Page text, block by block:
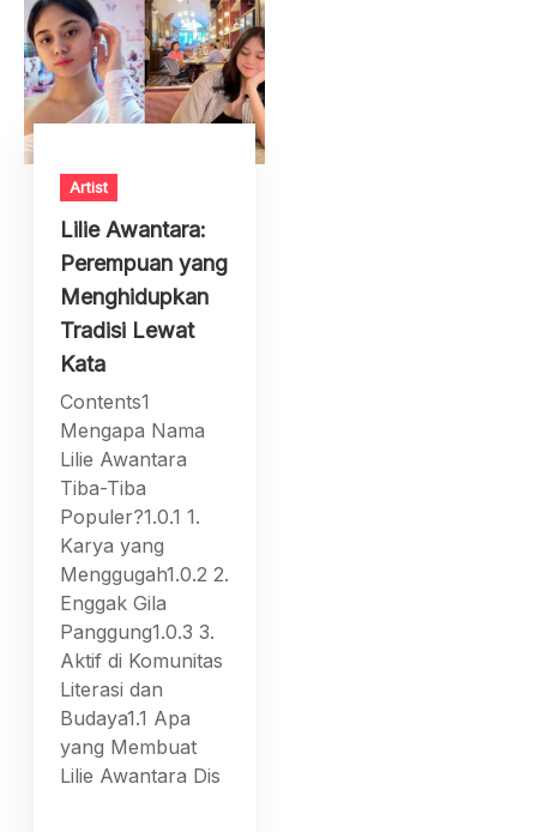
Artist
Lilie Awantara:
Perempuan yang
Menghidupkan
Tradisi Lewat
Kata
Contents1
Mengapa Nama
Lilie Awantara
Tiba-Tiba
Populer?1.0.1 1.
Karya yang
Menggugah1.0.2 2.
Enggak Gila
Panggung1.0.3 3.
Aktif di Komunitas
Literasi dan
Budaya1.1 Apa
yang Membuat
Lilie Awantara Dis